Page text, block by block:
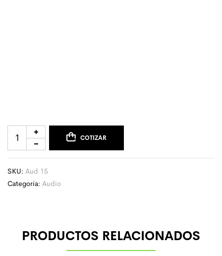
COTIZAR
SKU: Aud 15
Categoría: Audio
PRODUCTOS RELACIONADOS